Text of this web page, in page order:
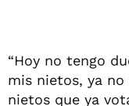
“Hoy no tengo
mis nietos, ya
nietos que ya